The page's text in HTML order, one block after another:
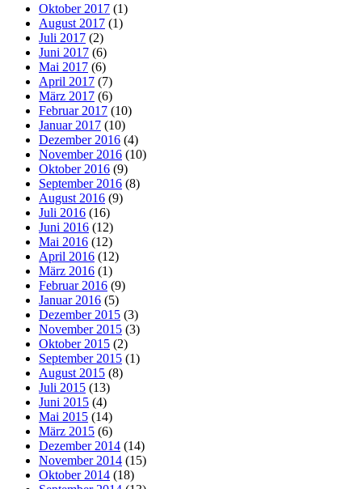
Oktober 2017 (1)
August 2017 (1)
Juli 2017 (2)
Juni 2017 (6)
Mai 2017 (6)
April 2017 (7)
März 2017 (6)
Februar 2017 (10)
Januar 2017 (10)
Dezember 2016 (4)
November 2016 (10)
Oktober 2016 (9)
September 2016 (8)
August 2016 (9)
Juli 2016 (16)
Juni 2016 (12)
Mai 2016 (12)
April 2016 (12)
März 2016 (1)
Februar 2016 (9)
Januar 2016 (5)
Dezember 2015 (3)
November 2015 (3)
Oktober 2015 (2)
September 2015 (1)
August 2015 (8)
Juli 2015 (13)
Juni 2015 (4)
Mai 2015 (14)
März 2015 (6)
Dezember 2014 (14)
November 2014 (15)
Oktober 2014 (18)